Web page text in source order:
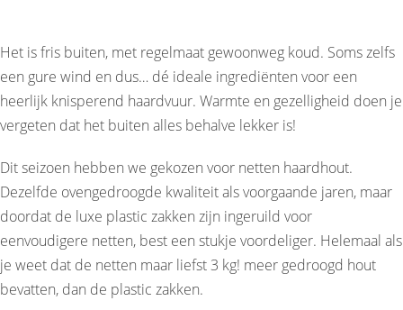
Het is fris buiten, met regelmaat gewoonweg koud. Soms zelfs
een gure wind en dus… dé ideale ingrediënten voor een
heerlijk knisperend haardvuur. Warmte en gezelligheid doen je
vergeten dat het buiten alles behalve lekker is!
Dit seizoen hebben we gekozen voor netten haardhout.
Dezelfde ovengedroogde kwaliteit als voorgaande jaren, maar
doordat de luxe plastic zakken zijn ingeruild voor
eenvoudigere netten, best een stukje voordeliger. Helemaal als
je weet dat de netten maar liefst 3 kg! meer gedroogd hout
bevatten, dan de plastic zakken.